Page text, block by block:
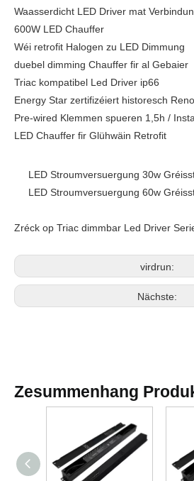
Waasserdicht LED Driver mat
600W LED Chauffer
Wéi retrofit Halogen zu LED Dimmung
duebel dimming Chauffer fir al Gebaier
Triac kompatibel Led Driver ip66
Energy Star zertifizéiert historesch
Pre-wired Klemmen spueren 1,5h /
LED Chauffer fir Glühwäin Retrofit
LED Stroumversuergung 30w
LED Stroumversuergung 60w
Zréck op Triac dimmbar Led Driver
virdrun:
Nächste:
Zesummenhang